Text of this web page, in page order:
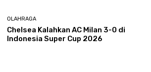
OLAHRAGA
Chelsea Kalahkan AC Milan 3-0 di
Indonesia Super Cup 2026